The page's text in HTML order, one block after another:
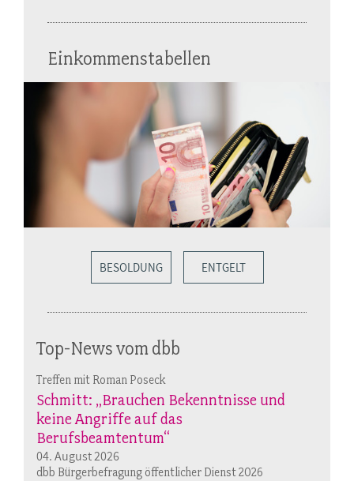
Einkommenstabellen
BESOLDUNG ENTGELT
Top-News vom dbb
Treffen mit Roman Poseck
Schmitt: „Brauchen Bekenntnisse und
keine Angriffe auf das
Berufsbeamtentum“
04. August 2026
dbb Bürgerbefragung öffentlicher Dienst 2026